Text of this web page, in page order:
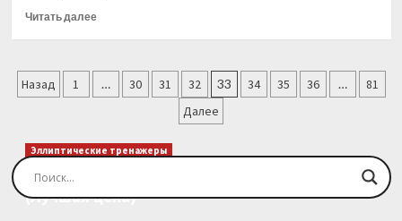
Читать далееПрочитать
R1000M
TURBO
(Лучшая
Пагинация
Назад 1 … 30 31 32 33 34 35 36 …
81
Далее
Эллиптические тренажеры
Эллиптический тренажер EVO FITNESS Orion
(Лучшая цена)